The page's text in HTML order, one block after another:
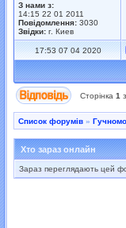
З нами з:
14:15 22 01 2011
Повідомлення: 3030
Звідки: г. Киев
17:53 07 04 2020
Сторінка 1 з
Список форумів »
Хто зараз онлайн
Зараз переглядають цей